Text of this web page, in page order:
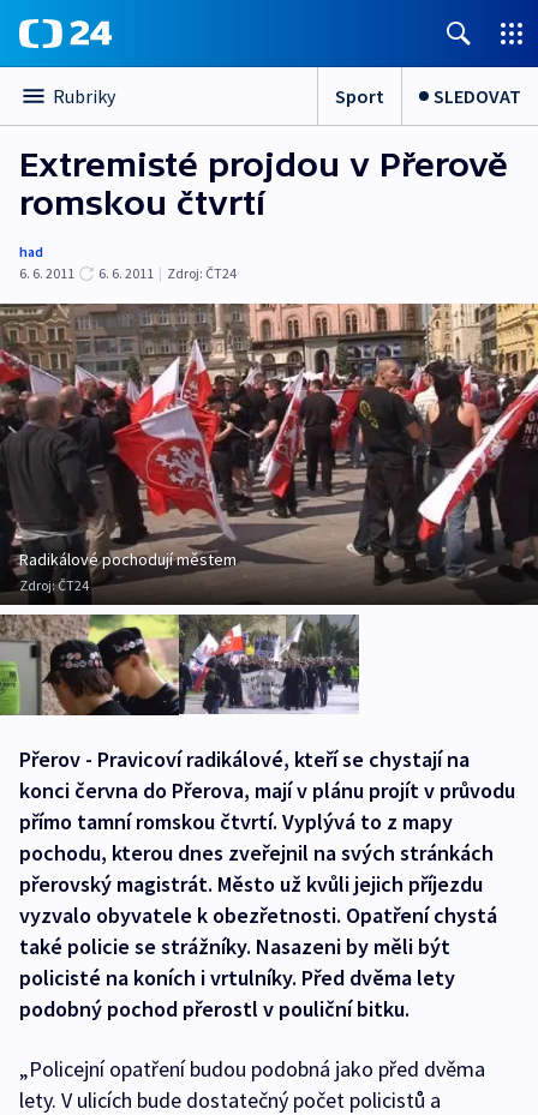
Rubriky Sport SLEDOVAT
Extremisté projdou v Přerově
romskou čtvrtí
had
6. 6. 2011
6. 6. 2011 | Zdroj: ČT24
Radikálové pochodují městem
Zdroj:ČT24
Přerov - Pravicoví radikálové, kteří se chystají na
konci června do Přerova, mají v plánu projít v průvodu
přímo tamní romskou čtvrtí. Vyplývá to z mapy
pochodu, kterou dnes zveřejnil na svých stránkách
přerovský magistrát. Město už kvůli jejich příjezdu
vyzvalo obyvatele k obezřetnosti. Opatření chystá
také policie se strážníky. Nasazeni by měli být
policisté na koních i vrtulníky. Před dvěma lety
podobný pochod přerostl v pouliční bitku.
„Policejní opatření budou podobná jako před dvěma
lety. V ulicích bude dostatečný počet policistů a